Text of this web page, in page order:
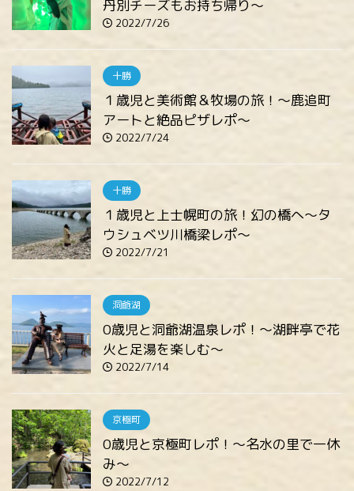
丹別チーズもお持ち帰り～
2022/7/26
十勝
１歳児と美術館＆牧場の旅！～鹿追町
アートと絶品ピザレポ～
2022/7/24
十勝
１歳児と上士幌町の旅！幻の橋へ～タ
ウシュベツ川橋梁レポ～
2022/7/21
洞爺湖
0歳児と洞爺湖温泉レポ！～湖畔亭で花
火と足湯を楽しむ～
2022/7/14
京極町
0歳児と京極町レポ！～名水の里で一休
み～
2022/7/12